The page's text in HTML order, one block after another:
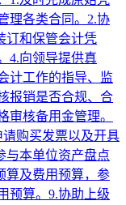
理各类合同。2.协
订和保管会计凭
4.向领导提供真
计工作的指导、监
报销是否合规、合
审核备用金管理。
购买发票以及开具
与本单位资产盘点
算及费用预算，参
预算。9.协助上级